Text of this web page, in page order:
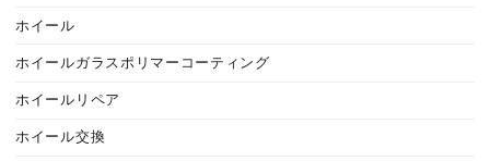
ホイール
ホイールガラスポリマーコーティング
ホイールリペア
ホイール交換